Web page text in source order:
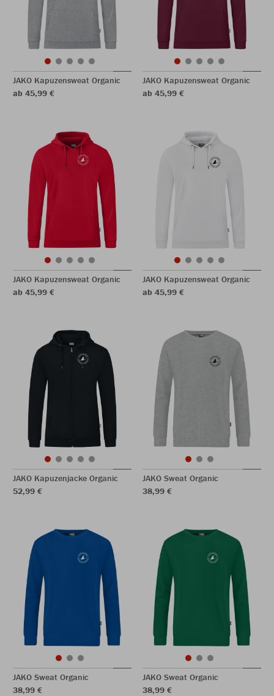
JAKO Kapuzensweat Organic
ab 45,99 €
JAKO Kapuzensweat Organic
ab 45,99 €
JAKO Kapuzensweat Organic
ab 45,99 €
JAKO Kapuzensweat Organic
ab 45,99 €
JAKO Kapuzenjacke Organic
52,99 €
JAKO Sweat Organic
38,99 €
JAKO Sweat Organic
38,99 €
JAKO Sweat Organic
38,99 €